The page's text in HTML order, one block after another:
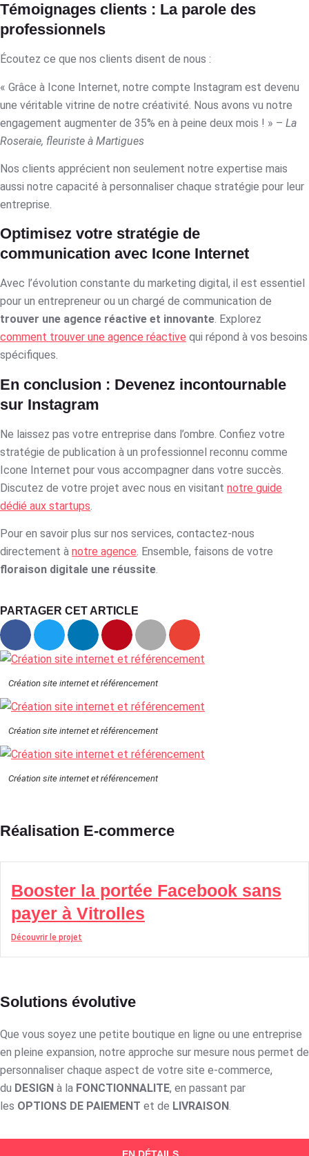
Témoignages clients : La parole des
professionnels
Écoutez ce que nos clients disent de nous :
« Grâce à Icone Internet, notre compte Instagram est devenu
une véritable vitrine de notre créativité. Nous avons vu notre
engagement augmenter de 35% en à peine deux mois ! » – La
Roseraie, fleuriste à Martigues
Nos clients apprécient non seulement notre expertise mais
aussi notre capacité à personnaliser chaque stratégie pour leur
entreprise.
Optimisez votre stratégie de
communication avec Icone Internet
Avec l’évolution constante du marketing digital, il est essentiel
pour un entrepreneur ou un chargé de communication de
trouver une agence réactive et innovante. Explorez
comment trouver une agence réactive qui répond à vos besoins
spécifiques.
En conclusion : Devenez incontournable
sur Instagram
Ne laissez pas votre entreprise dans l’ombre. Confiez votre
stratégie de publication à un professionnel reconnu comme
Icone Internet pour vous accompagner dans votre succès.
Discutez de votre projet avec nous en visitant notre guide
dédié aux startups.
Pour en savoir plus sur nos services, contactez-nous
directement à notre agence. Ensemble, faisons de votre
floraison digitale une réussite.
PARTAGER CET ARTICLE
Création site internet et référencement
Création site internet et référencement
Création site internet et référencement
Réalisation E-commerce
Booster la portée Facebook sans
payer à Vitrolles
Découvrir le projet
Solutions évolutive
Que vous soyez une petite boutique en ligne ou une entreprise
en pleine expansion, notre approche sur mesure nous permet de
personnaliser chaque aspect de votre site e-commerce,
du DESIGN à la FONCTIONNALITE, en passant par
les OPTIONS DE PAIEMENT et de LIVRAISON